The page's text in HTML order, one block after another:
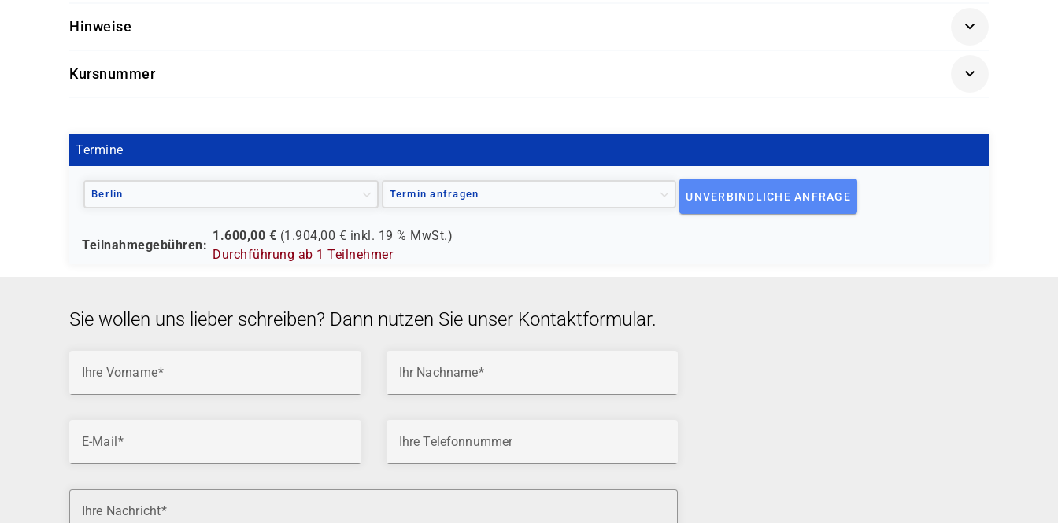
IT- und Systemadministratoren, die OCI im Unternehmen einführen oder betreiben wollen
Hinweise
Kursnummer
Termine
Berlin Termin anfragen UNVERBINDLICHE ANFRAGE
Teilnahmegebühren:
1.600,00 € (1.904,00 € inkl. 19 % MwSt.)
Durchführung ab 1 Teilnehmer
Sie wollen uns lieber schreiben? Dann nutzen Sie unser Kontaktformular.
Ihre Vorname Ihr Nachname
E-Mail Ihre Telefonnummer
Ihre Nachricht